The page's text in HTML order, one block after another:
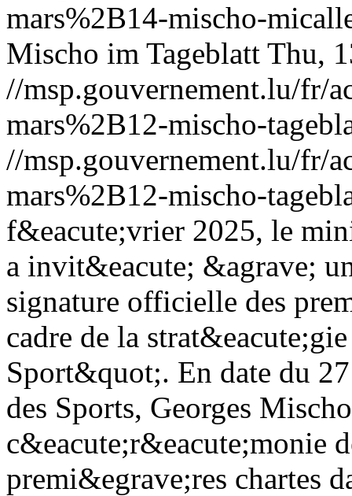
mars%2B14-mischo-
Mischo im Tageblatt Thu,
//msp.gouvernement.lu/fr/
mars%2B12-mischo-
//msp.gouvernement.lu/fr/
mars%2B12-mischo-
f&eacute;vrier 2025, le
a invit&eacute; &agrave;
signature officielle des
cadre de la
Sport&quot;. En date du
des Sports, Georges
c&eacute;r&eacute;monie
premi&egrave;res chartes